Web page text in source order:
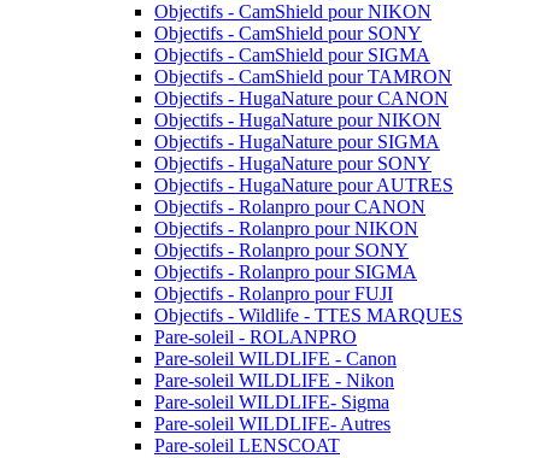
Objectifs - CamShield pour NIKON
Objectifs - CamShield pour SONY
Objectifs - CamShield pour SIGMA
Objectifs - CamShield pour TAMRON
Objectifs - HugaNature pour CANON
Objectifs - HugaNature pour NIKON
Objectifs - HugaNature pour SIGMA
Objectifs - HugaNature pour SONY
Objectifs - HugaNature pour AUTRES
Objectifs - Rolanpro pour CANON
Objectifs - Rolanpro pour NIKON
Objectifs - Rolanpro pour SONY
Objectifs - Rolanpro pour SIGMA
Objectifs - Rolanpro pour FUJI
Objectifs - Wildlife - TTES MARQUES
Pare-soleil - ROLANPRO
Pare-soleil WILDLIFE - Canon
Pare-soleil WILDLIFE - Nikon
Pare-soleil WILDLIFE- Sigma
Pare-soleil WILDLIFE- Autres
Pare-soleil LENSCOAT